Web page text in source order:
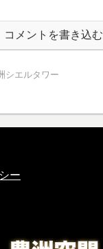
コメントを書き込む
シエルタワー
ー